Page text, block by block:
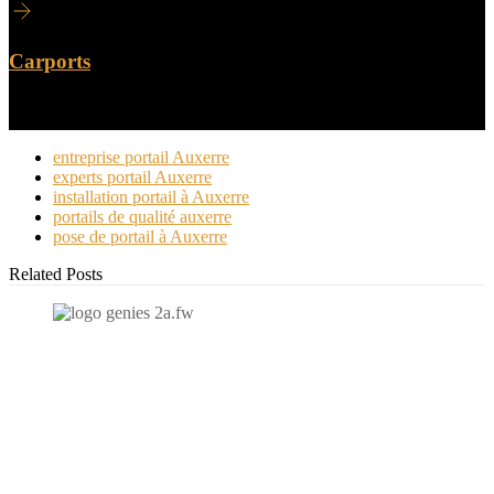
Carports
entreprise portail Auxerre
experts portail Auxerre
installation portail à Auxerre
portails de qualité auxerre
pose de portail à Auxerre
Related Posts